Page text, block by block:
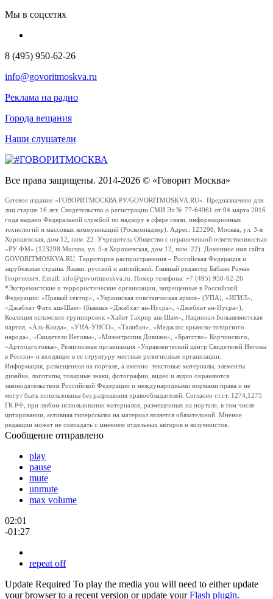
Мы в соцсетях
8 (495) 950-62-26
info@govoritmoskva.ru
Реклама на радио
Города вещания
Наши слушатели
Все права защищены. 2014-2026 © «Говорит Москва»
Сетевое издание «ГОВОРИТМОСКВА.РУ/GOVORITMOSKVA.RU». Предназначено для
лиц старше 16 лет. Свидетельство о регистрации СМИ Эл № 77-64961 от 04 марта 2016
года выдано Федеральной службой по надзору в сфере связи, информационных
технологий и массовых коммуникаций (Роскомнадзор). Адрес: 123298, Москва, ул. 3-я
Хорошевская, дом 12, пом. 22. Учредитель Общество с ограниченной ответственностью
«РУ ФМ» (123298 Москва, ул. 3-я Хорошевская, дом 12, пом. 22). Доменное имя сайта
GOVORITMOSKVA.RU. Территория распространения – Российская Федерация и
зарубежные страны. Языки: русский и английский. Главный редактор Бабаян Роман
Георгиевич. Email: info@govoritmoskva.ru. Номер телефона: +7 (495) 950-62-26
*Экстремистские и террористические организации, запрещенные в Российской
Федерации: «Правый сектор», «Украинская повстанческая армия» (УПА), «ИГИЛ»,
«Джабхат Фатх аш-Шам» (бывшая «Джабхат ан-Нусра», «Джебхат ан-Нусра»),
Коалиция исламских группировок «Хайят Тахрир аш-Шам», Национал-Большевистская
партия, «Аль-Каида», «УНА-УНСО», «Талибан», «Меджлис крымско-татарского
народа», «Свидетели Иеговы», «Мизантропик Дивижн», «Братство» Корчинского,
«Артподготовка», Религиозная организация «Управленческий центр Свидетелей Иеговы
в России» и входящие в ее структуру местные религиозные организации.
Информация, размещенная на портале, а именно: текстовые материалы, элементы
дизайна, логотипы, товарные знаки, фотографии, видео и аудио охраняются
законодательством Российской Федерации и международными нормами права и не
могут быть использованы без разрешения правообладателей. Согласно ст.ст. 1274,1275
ГК РФ, при любом использовании материалов, размещенных на портале, в том числе
цитировании, активная гиперссылка на материал является обязательной. Мнение
редакции может не совпадать с мнением отдельных авторов и колумнистов.
Сообщение отправлено
play
pause
mute
unmute
max volume
02:01
-01:27
repeat off
Update Required To play the media you will need to either update
your browser to a recent version or update yourFlash plugin.